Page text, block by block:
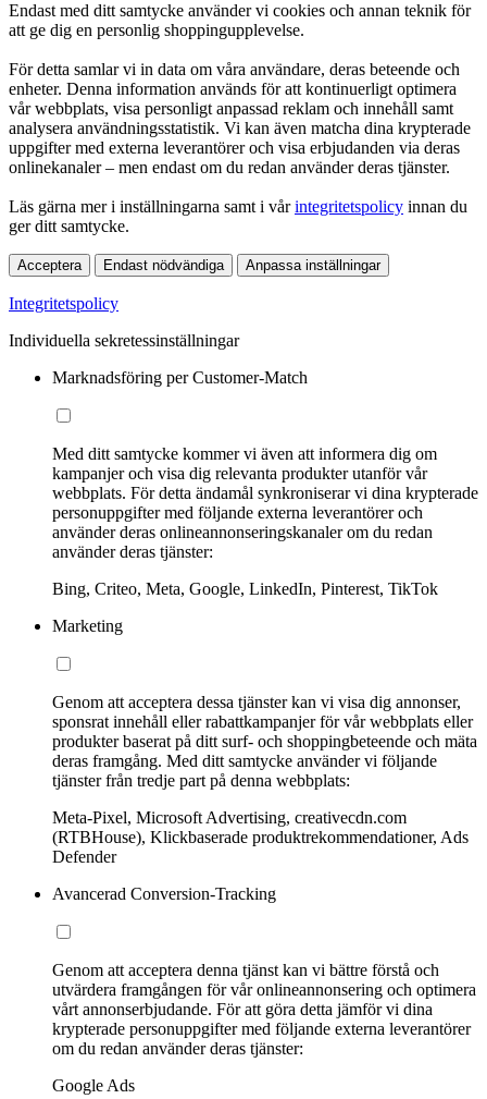
Endast med ditt samtycke använder vi cookies och annan teknik för
att ge dig en personlig shoppingupplevelse.
För detta samlar vi in data om våra användare, deras beteende och
enheter. Denna information används för att kontinuerligt optimera
vår webbplats, visa personligt anpassad reklam och innehåll samt
analysera användningsstatistik. Vi kan även matcha dina krypterade
uppgifter med externa leverantörer och visa erbjudanden via deras
onlinekanaler – men endast om du redan använder deras tjänster.
Läs gärna mer i inställningarna samt i vårintegritetspolicy innan du
ger ditt samtycke.
Acceptera Endast nödvändiga Anpassa inställningar
Integritetspolicy
Individuella sekretessinställningar
Marknadsföring per Customer-Match
Med ditt samtycke kommer vi även att informera dig om
kampanjer och visa dig relevanta produkter utanför vår
webbplats. För detta ändamål synkroniserar vi dina krypterade
personuppgifter med följande externa leverantörer och
använder deras onlineannonseringskanaler om du redan
använder deras tjänster:
Bing, Criteo, Meta, Google, LinkedIn, Pinterest, TikTok
Marketing
Genom att acceptera dessa tjänster kan vi visa dig annonser,
sponsrat innehåll eller rabattkampanjer för vår webbplats eller
produkter baserat på ditt surf- och shoppingbeteende och mäta
deras framgång. Med ditt samtycke använder vi följande
tjänster från tredje part på denna webbplats:
Meta-Pixel, Microsoft Advertising, creativecdn.com
(RTBHouse), Klickbaserade produktrekommendationer, Ads
Defender
Avancerad Conversion-Tracking
Genom att acceptera denna tjänst kan vi bättre förstå och
utvärdera framgången för vår onlineannonsering och optimera
vårt annonserbjudande. För att göra detta jämför vi dina
krypterade personuppgifter med följande externa leverantörer
om du redan använder deras tjänster:
Google Ads